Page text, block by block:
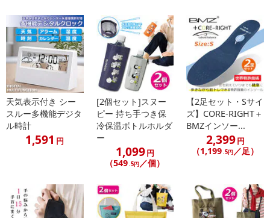
が特徴です。
■仕様
材質：ABS・PP
色：グリーン・グレー・イエロー（各1個。計3個）
電源：ボタン電池
光源：COB（6LED)
ライトモード：3種（強・弱・フラッシュ）
本体サイズ：85×51×16mm
・商品サイズ：85×51×16mm
・注意事項：
簡易包装での発送となります。
天気表示付き シー
スルー多機能デジタ
ル時計
1,591 円
[2個セット]スヌー
ピー 持ち手つき保
冷保温ボトルホルダ
ー
1,099円
（549.5円 ／個）
【2足セット・Sサイ
ズ】CORE-RIGHT＋
BMZインソー...
2,399円
（1,199.5円 ／足）